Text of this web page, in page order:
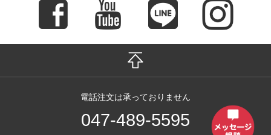
電話注文は承っておりません
047-489-5595